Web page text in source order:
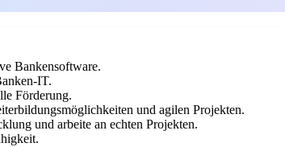
Bankensoftware.
IT.
Förderung.
und agilen Projekten.
und arbeite an echten Projekten.